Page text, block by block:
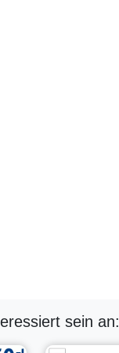
sein an: